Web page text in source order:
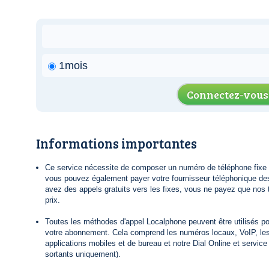
1mois
Connectez-
Informations importantes
Ce service nécessite de composer un numéro de téléphone
vous pouvez également payer votre fournisseur téléphonique
avez des appels gratuits vers les fixes, vous ne payez que nos
prix.
Toutes les méthodes d'appel Localphone peuvent être utilisés
votre abonnement. Cela comprend les numéros locaux, VoIP,
applications mobiles et de bureau et notre Dial Online et
sortants uniquement).